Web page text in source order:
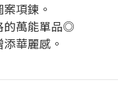
項鍊。
的萬能單品◎
華麗感。